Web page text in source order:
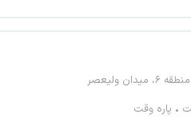
منطقه ۶، میدان ولیعصر
پاره وقت